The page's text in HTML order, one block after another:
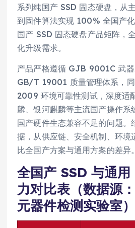
系列纯国产 SSD 固态硬盘，从
到固件算法实现 100% 全国产
国产 SSD 固态硬盘产品矩阵，
化升级需求。
产品严格遵循 GJB 9001C 武器
GB/T 19001 质量管理体系，
2009 环境可靠性测试，深度适
麟、银河麒麟等主流国产操作系
国产硬件生态兼容不足的问题。
据，从供应链、安全机制、环境
比全国产方案与通用方案的差异。
全国产 SSD 与通
力对比表（数据源
元器件检测实验室）